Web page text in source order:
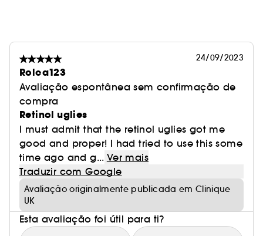
24/09/2023
Rolca123
Avaliação espontânea sem confirmação de
compra
Retinol uglies
I must admit that the retinol uglies got me
good and proper! I had tried to use this some
time ago and g... Ver mais
Traduzir com Google
Avaliação originalmente publicada em Clinique
UK
Esta avaliação foi útil para ti?